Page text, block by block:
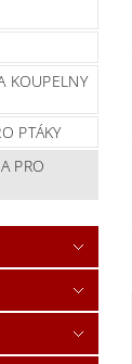
KOUPELNY
PTÁKY
PRO